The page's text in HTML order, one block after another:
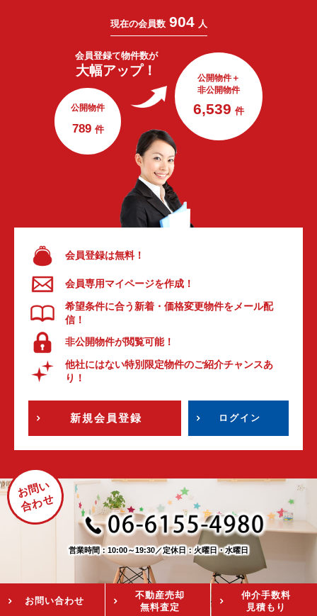
現在の会員数 904 人
会員登録で物件数が
大幅アップ！
公開物件
789 件
公開物件＋
非公開物件
6,539 件
会員登録は無料！
会員専用マイページを作成！
希望条件に合う新着・価格変更物件をメール配
信！
非公開物件が閲覧可能！
他社にはない特別限定物件のご紹介チャンスあ
り！
新規会員登録 ログイン
お問い
合わせ
営業時間：10:00～19:30／定休日：火曜日・水曜日
お問い合わせ
不動産売却
無料査定
仲介手数料
見積もり